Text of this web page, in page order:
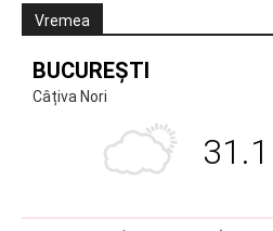
Vremea
BUCUREȘTI
Câțiva Nori
31.1